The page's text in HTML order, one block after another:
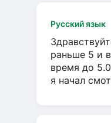
Русский язык
раньше 5 и
время до
я начал